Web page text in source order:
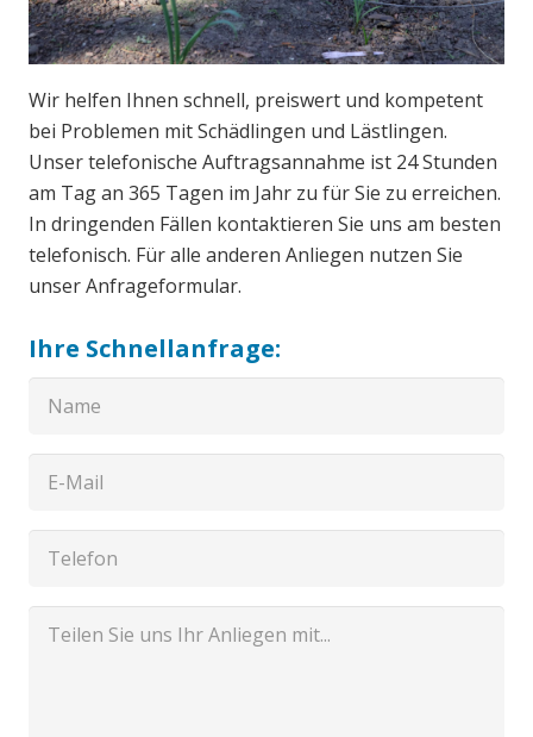
Wir helfen Ihnen schnell, preiswert und kompetent
bei Problemen mit Schädlingen und Lästlingen.
Unser telefonische Auftragsannahme ist 24 Stunden
am Tag an 365 Tagen im Jahr zu für Sie zu erreichen.
In dringenden Fällen kontaktieren Sie uns am besten
telefonisch. Für alle anderen Anliegen nutzen Sie
unser Anfrageformular.
Ihre Schnellanfrage: